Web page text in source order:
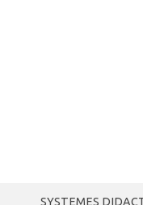
SYSTEMES